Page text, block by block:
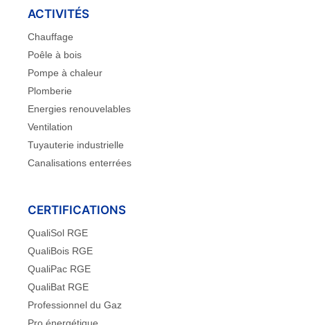
ACTIVITÉS
Chauffage
Poêle à bois
Pompe à chaleur
Plomberie
Energies renouvelables
Ventilation
Tuyauterie industrielle
Canalisations enterrées
CERTIFICATIONS
QualiSol RGE
QualiBois RGE
QualiPac RGE
QualiBat RGE
Professionnel du Gaz